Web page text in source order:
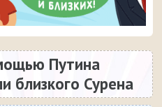
Путина
близкого Сурена